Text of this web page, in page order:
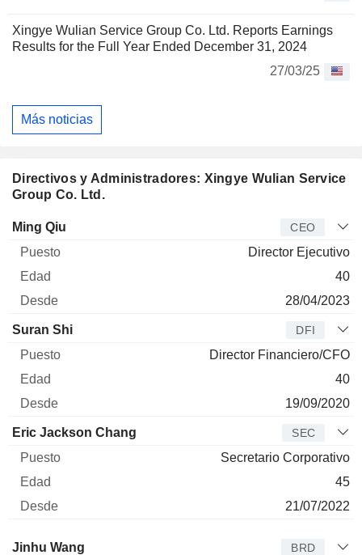
Xingye Wulian Service Group Co. Ltd. Reports Earnings
Results for the Full Year Ended December 31, 2024
27/03/25
Más noticias
Directivos y Administradores: Xingye Wulian Service
Group Co. Ltd.
Director Puesto
Ming Qiu CEO
Director Ejecutivo
40
28/04/2023
Suran Shi DFI
Director Financiero/CFO
40
19/09/2020
Eric Jackson Chang SEC
Secretario Corporativo
45
21/07/2022
Administrador
Jinhu Wang BRD